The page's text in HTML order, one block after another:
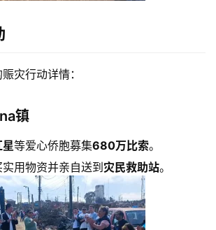
灾行动详情：
镇
等爱心侨胞募集680万比索。
用物资并亲自送到 灾民救助站。